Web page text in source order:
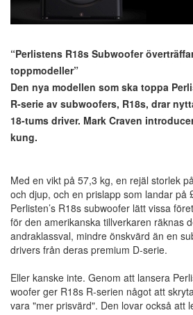
“Perlistens R18s Subwoofer
toppmodeller”
Den nya modellen som ska toppa
R-serie av subwoofers, R18s, drar
18-tums driver. Mark Craven
kung.
Med en vikt på 57,3 kg, en rejäl storlek
och djup, och en prislapp som landar på
Perlisten’s R18s subwoofer lätt vissa
för den amerikanska tillverkaren räknas
andraklassval, mindre önskvärd än en
drivers från deras premium D-serie.
Eller kanske inte. Genom att lansera
woofer ger R18s R-serien något att
vara "mer prisvärd". Den lovar också att